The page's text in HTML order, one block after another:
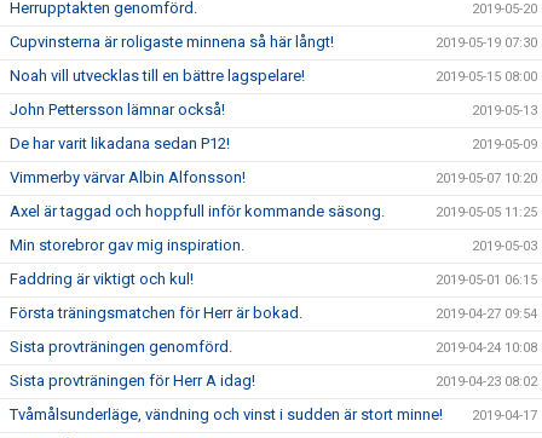
Herrupptakten genomförd. 2019-05-20
Cupvinsterna är roligaste minnena så här långt! 2019-05-19 07:30
Noah vill utvecklas till en bättre lagspelare! 2019-05-15 08:00
John Pettersson lämnar också! 2019-05-13
De har varit likadana sedan P12! 2019-05-09
Vimmerby värvar Albin Alfonsson! 2019-05-07 10:20
Axel är taggad och hoppfull inför kommande säsong. 2019-05-05 11:25
Min storebror gav mig inspiration. 2019-05-03
Faddring är viktigt och kul! 2019-05-01 06:15
Första träningsmatchen för Herr är bokad. 2019-04-27 09:54
Sista provträningen genomförd. 2019-04-24 10:08
Sista provträningen för Herr A idag! 2019-04-23 08:02
Tvåmålsunderläge, vändning och vinst i sudden är stort minne! 2019-04-17